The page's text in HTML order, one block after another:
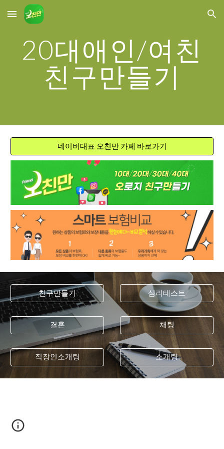
Skip to main content Skip to navigation
20대애인/여친
친구만들기
네이버대표 오친만 카페 바로가기
친구만들기
결혼
직장인소개팅
심리테스트
채팅
소개팅